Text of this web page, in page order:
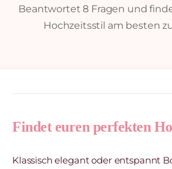
Beantwortet 8 Fragen und
Hochzeitsstil am besten
Findet euren perfekten
Klassisch elegant oder entspannt